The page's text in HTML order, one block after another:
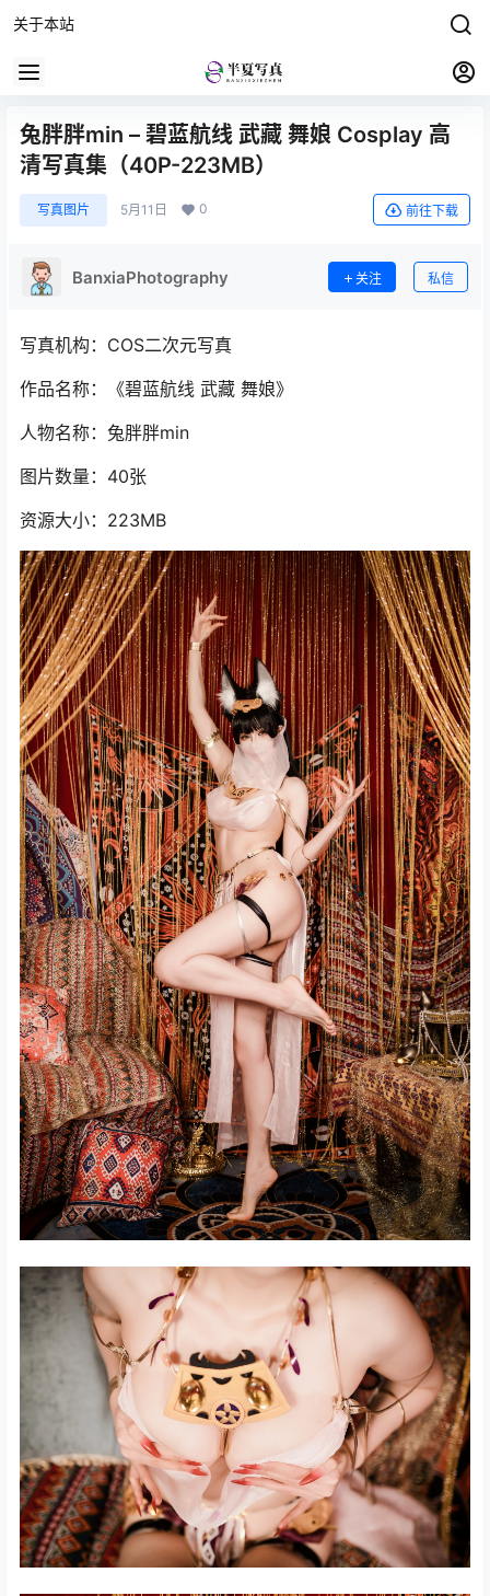
关于本站
兔胖胖min – 碧蓝航线 武藏 舞娘 Cosplay 高
清写真集（40P-223MB）
写真图片 5月11日 0 前往下载
BanxiaPhotography 关注 私信
写真机构：COS二次元写真
作品名称：《碧蓝航线 武藏 舞娘》
人物名称：兔胖胖min
图片数量：40张
资源大小：223MB